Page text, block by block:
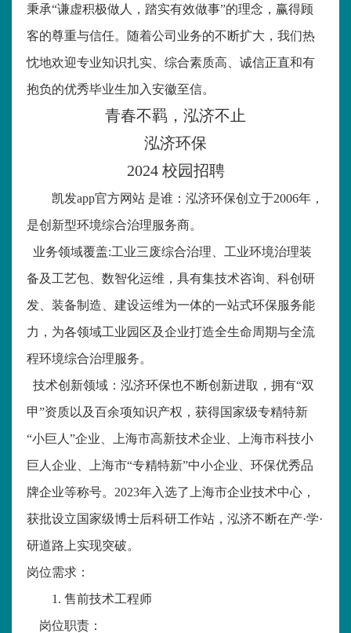
秉承“谦虚积极做人，踏实有效做事”的理念，赢得顾
客的尊重与信任。随着公司业务的不断扩大，我们热
忱地欢迎专业知识扎实、综合素质高、诚信正直和有
抱负的优秀毕业生加入安徽至信。
青春不羁，泓济不止
泓济环保
2024 校园招聘
凯发app官方网站 是谁：泓济环保创立于2006年，
是创新型环境综合治理服务商。
业务领域覆盖:工业三废综合治理、工业环境治理装
备及工艺包、数智化运维，具有集技术咨询、科创研
发、装备制造、建设运维为一体的一站式环保服务能
力，为各领域工业园区及企业打造全生命周期与全流
程环境综合治理服务。
技术创新领域：泓济环保也不断创新进取，拥有“双
甲”资质以及百余项知识产权，获得国家级专精特新
“小巨人”企业、上海市高新技术企业、上海市科技小
巨人企业、上海市“专精特新”中小企业、环保优秀品
牌企业等称号。 2023年入选了上海市企业技术中心，
获批设立国家级博士后科研工作站，泓济不断在产·学·
研道路上实现突破。
岗位需求：
1. 售前技术工程师
岗位职责：